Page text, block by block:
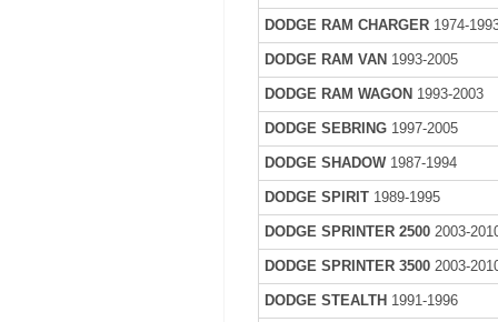
DODGE RAM CHARGER 1974-
DODGE RAM VAN 1993-2005
DODGE RAM WAGON 1993-2003
DODGE SEBRING 1997-2005
DODGE SHADOW1987-1994
DODGE SPIRIT 1989-1995
DODGE SPRINTER 2500 2003-
DODGE SPRINTER 3500 2003-
DODGE STEALTH 1991-1996